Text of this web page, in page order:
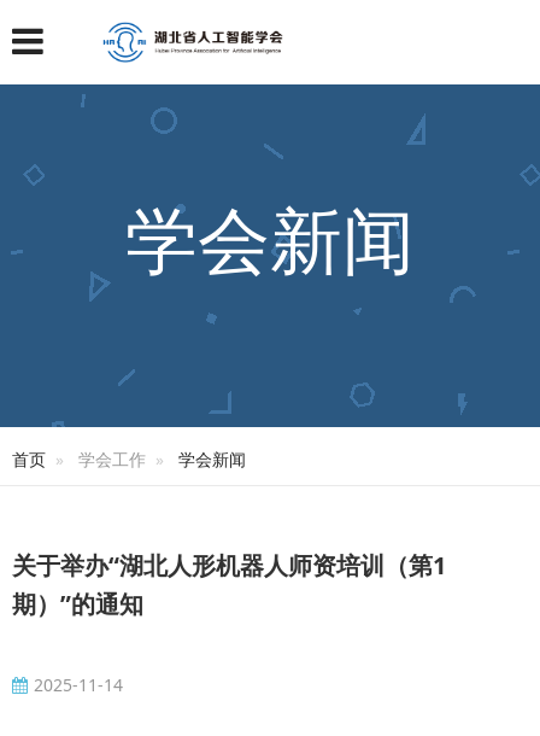
学会新闻
首页 学会工作 学会新闻
关于举办“湖北人形机器人师资培训（第1
期）”的通知
2025-11-14